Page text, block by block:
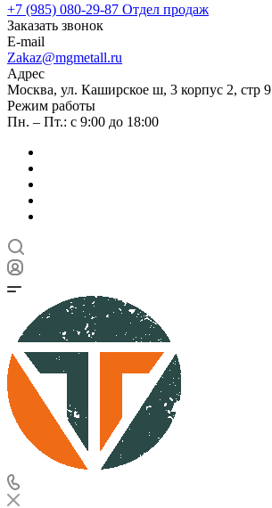
+7 (985) 080-29-87 Отдел продаж
Заказать звонок
E-mail
Zakaz@mgmetall.ru
Адрес
Москва, ул. Каширское ш, 3 корпус 2, стр 9
Режим работы
Пн. – Пт.: с 9:00 до 18:00